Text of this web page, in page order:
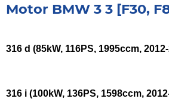
Motor BMW 3 3 [F30,
316 d (85kW, 116PS, 1995ccm,
316 i (100kW, 136PS, 1598ccm,